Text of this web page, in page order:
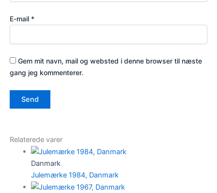
E-mail *
Gem mit navn, mail og websted i denne browser til næste
gang jeg kommenterer.
Relaterede varer
Danmark
Julemærke 1984, Danmark